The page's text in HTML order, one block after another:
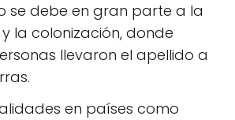
se debe en gran parte a la
la colonización, donde
llevaron el apellido a
en países como